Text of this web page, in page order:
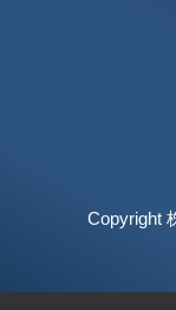
Copyright